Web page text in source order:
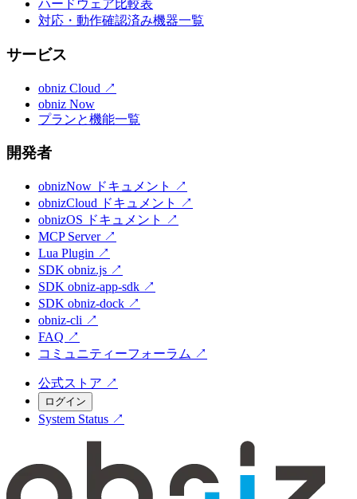
ハードウェア比較表
対応・動作確認済み機器一覧
サービス
obniz Cloud ↗
obniz Now
プランと機能一覧
開発者
obnizNow ドキュメント
↗
obnizCloud ドキュメント
↗
obnizOS ドキュメント
↗
MCP Server ↗
Lua Plugin ↗
SDK obniz.js ↗
SDK obniz-app-sdk ↗
SDK obniz-dock ↗
obniz-cli ↗
FAQ ↗
コミュニティーフォーラム ↗
公式ストア ↗
ログイン
System Status ↗